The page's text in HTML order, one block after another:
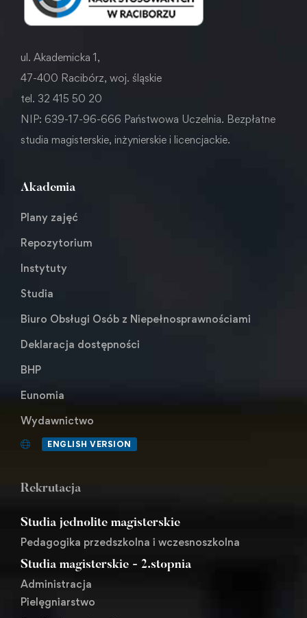
ul. Akademicka 1,
47-400 Racibórz, woj. śląskie
tel. 32 415 50 20
NIP: 639-17-96-666 Państwowa Uczelnia. Bezpłatne
studia magisterskie, inżynierskie i licencjackie.
Akademia
Plany zajęć
Repozytorium
Instytuty
Studia
Biuro Obsługi Osób z Niepełnosprawnościami
Deklaracja dostępności
BHP
Eunomia
Wydawnictwo
ENGLISH VERSION
Rekrutacja
Studia jednolite magisterskie
Pedagogika przedszkolna i wczesnoszkolna
Studia magisterskie - 2.stopnia
Administracja
Pielęgniarstwo